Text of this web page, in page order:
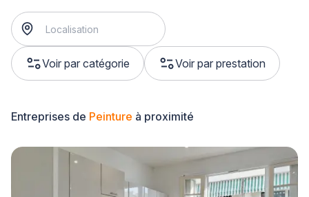
Voir par catégorie Voir par prestation
Entreprises de Peinture à proximité